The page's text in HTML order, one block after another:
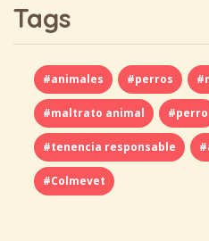
Tags
#animales #perros
#maltrato animal #perro
#tenencia responsable
#Colmevet